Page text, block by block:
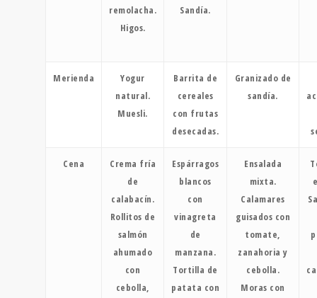
remolacha.
Higos.
Sandía.
Merienda
Yogur
natural.
Muesli.
Barrita de
cereales
con frutas
desecadas.
Granizado de
sandía.
Cena
Crema fría
de
calabacín.
Rollitos de
salmón
ahumado
con
cebolla,
Espárragos
blancos
con
vinagreta
de
manzana.
Tortilla de
patata con
Ensalada
mixta.
Calamares
guisados con
tomate,
zanahoria y
cebolla.
Moras con